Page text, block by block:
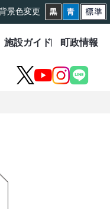
景色変更
施設ガイド 町政情報
X YouTube
Instagram
LINE